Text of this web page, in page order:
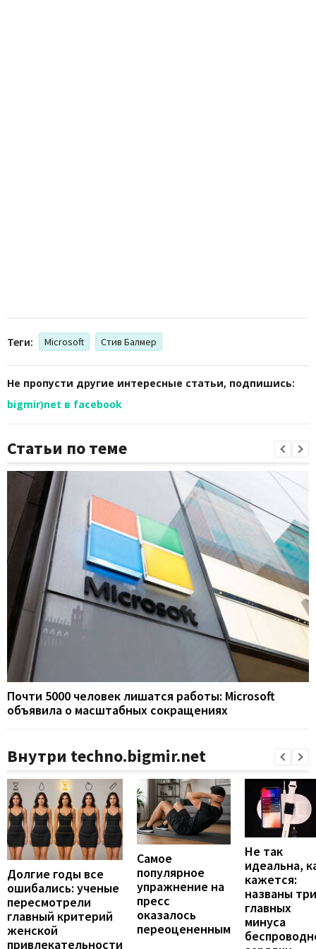
Теги: Microsoft Стив Балмер
Не пропусти другие интересные статьи, подпишись:
bigmir)net в facebook
Статьи по теме
Почти 5000 человек лишатся работы: Microsoft
объявила о масштабных сокращениях
Внутри techno.bigmir.net
Долгие годы все
ошибались: ученые
пересмотрели
главный критерий
женской
привлекательности
Самое
популярное
упражнение на
пресс
оказалось
переоцененным
Не так
идеальна,
кажется:
названы три
главных
минуса